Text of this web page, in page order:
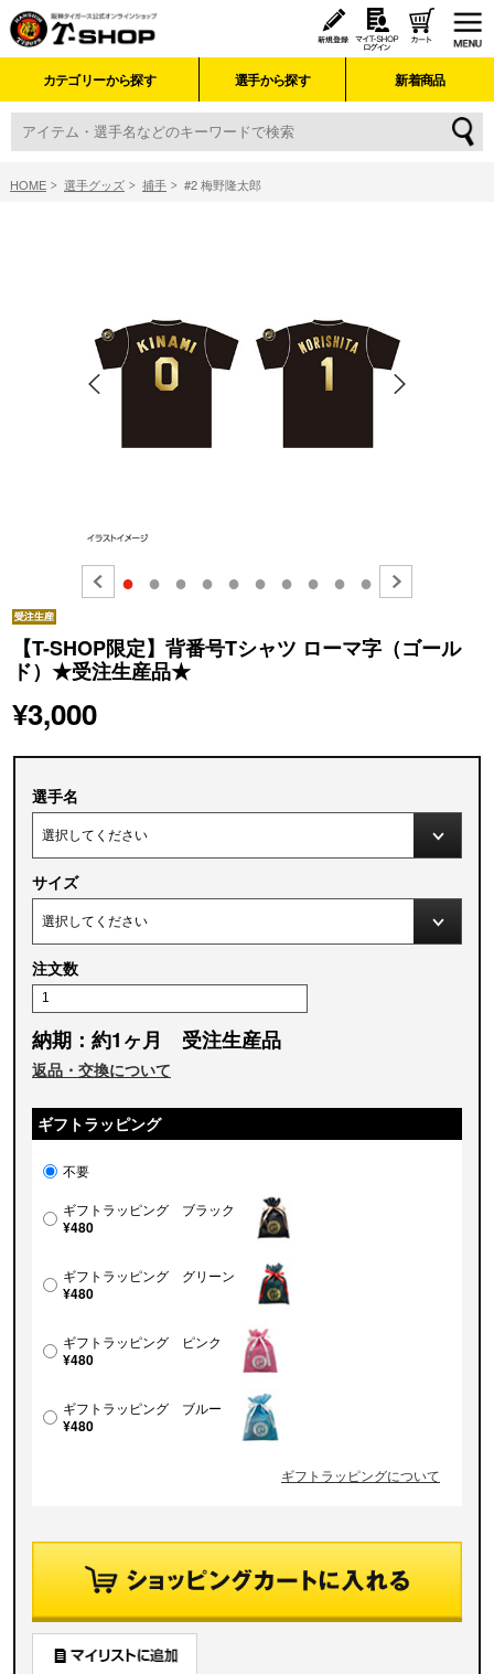
カテゴリーから探す 選手から探す 新着商品
HOME 選手グッズ 捕手 #2 梅野隆太郎
● ● ● ● ● ● ● ● ● ●
【T-SHOP限定】背番号Tシャツ ローマ字（ゴール
ド）★受注生産品★
¥3,000
選手名
サイズ
注文数
納期：約1ヶ月 受注生産品
返品・交換について
ギフトラッピング
不要
ギフトラッピング ブラック
¥480
ギフトラッピング グリーン
¥480
ギフトラッピング ピンク
¥480
ギフトラッピング ブルー
¥480
ギフトラッピングについて